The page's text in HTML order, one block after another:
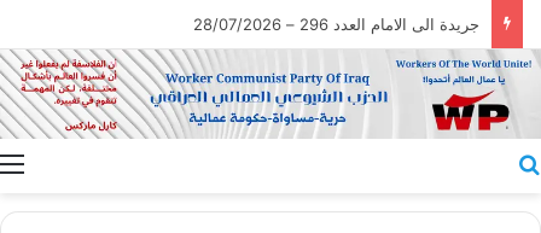
جريدة الى الامام العدد 296 – 28/07/2026